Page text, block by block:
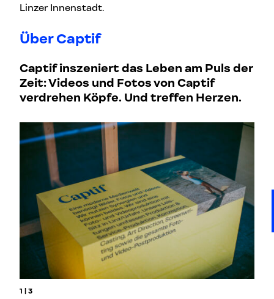
Linzer Innenstadt.
Über Captif
Captif inszeniert das Leben am Puls der
Zeit: Videos und Fotos von Captif
verdrehen Köpfe. Und treffen Herzen.
1 | 3